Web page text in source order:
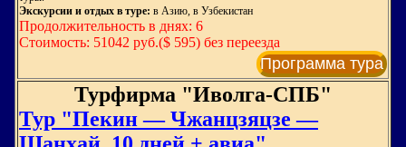
Экскурсии и отдых в туре: в Азию, в Узбекистан
Продолжительность в днях: 6
Стоимость: 51042 руб.($ 595) без переезда
Программа тура
Турфирма "Иволга-СПБ"
Тур "Пекин — Чжанцзяцзе —